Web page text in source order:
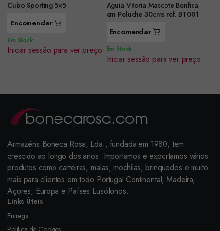
Cubo Sporting 5×5
Encomendar
Em Stock
Iniciar sessão para ver preço
Aguia Vitoria Mascote Benfica
em Peluche 30cms ref. BT001
Encomendar
Em Stock
Iniciar sessão para ver preço
Armazéns Boneca Rosa, Lda., fundada em 1980, tem
crescido ao longo dos anos. Importamos e exportamos vários
produtos como carteiras, malas, mochilas, brinquedos e muito
mais para clientes em todo Portugal Continental, Madeira,
Açores, Europa e Países Lusófonos.
Links Úteis
Entrega
Política de Cookies